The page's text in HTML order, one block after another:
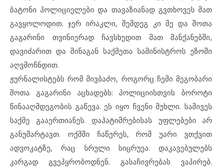
ბატონი პოლიციელები და თავაზიანად გვთხოვეს მათ
გავყოლოდით. ჯერ ირაკლი, შემდეგ კი მე და შოთა
გაგარინი თვინიერად ჩავსხედით მათ მანქანებში,
დავიძარით და შინაგან საქმეთა სამინისტროს ეზოში
აღვმოჩნდით.
ჟურნალისტებს რომ მივბაძო, როგორც ჩემი მეგობარი
შოთა გაგარინი აცხადებს: პოლიციისთვის ბოროტი
წინააღმდეგობის გაწევა. ეს იყო ჩვენი მუხლი. სამივეს
საქმე გააერთიანეს. დაპატიმრებისას უფლებები არ
განუმარტავთ. ოქმში ჩაწერეს, რომ უარი ვთქვით
ადვოკატზე, რაც სრული სიცრუეა. დაკავებულებს
კარგად გვეპყრობოდნენ. გასაჩივრებას ვაპირებ.